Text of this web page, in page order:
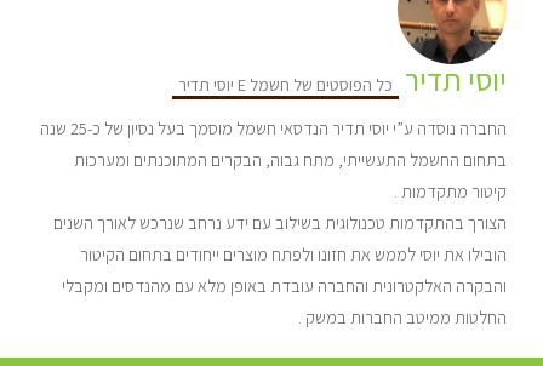
יוסי תדיר כל הפוסטים של חשמל E יוסי תדיר
החברה נוסדה ע”י יוסי תדיר הנדסאי חשמל מוסמך בעל נסיון של כ-25 שנה
בתחום החשמל התעשייתי, מתח גבוה, הבקרים המתוכנתים ומערכות
קיטור מתקדמות .
הצורך בהתקדמות טכנולוגית בשילוב עם ידע נרחב שנרכש לאורך השנים
הובילו את יוסי לממש את חזונו ולפתח מוצרים ייחודים בתחום הקיטור
והבקרה האלקטרונית והחברה עובדת באופן מלא עם מהנדסים ומקבלי
החלטות ממיטב החברות במשק .